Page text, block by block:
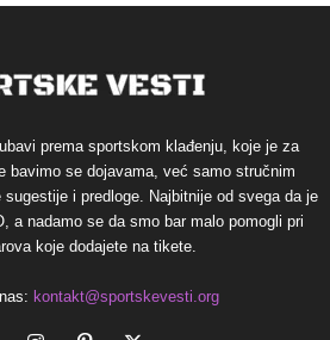
prema sportskom klađenju, koje je za
bavimo se dojavama, već samo stručnim
i predloge. Najbitnije od svega da je
a nadamo se da smo bar malo pomogli pri
koje dodajete na tikete.
kontakt@sportskevesti.org